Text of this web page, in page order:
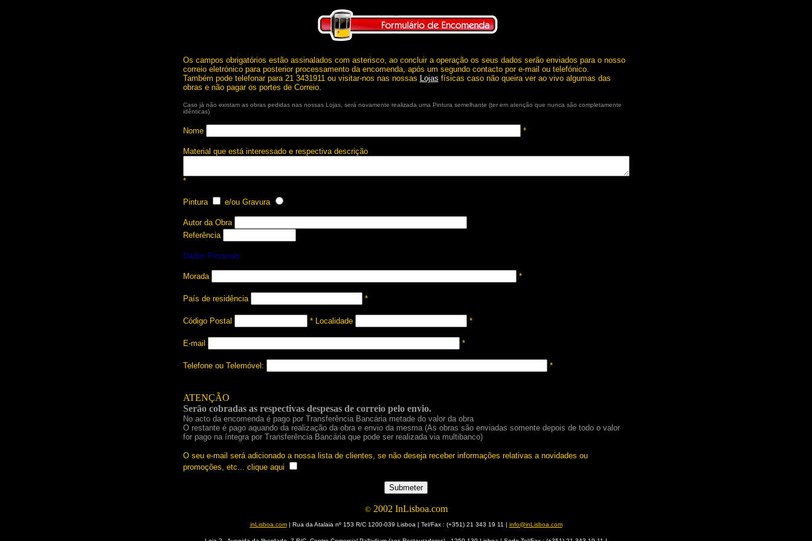
Os campos obrigatórios estão assinalados com asterisco, ao concluir a operação os seus dados serão enviados para o nosso
correio eletrónico para posterior processamento da encomenda, após um segundo contacto por e-mail ou telefónico.
Também pode telefonar para 21 3431911 ou visitar-nos nas nossas Lojas físicas caso não queira ver ao vivo algumas das
obras e não pagar os portes de Correio.
Caso já não existam as obras pedidas nas nossas Lojas, será novamente realizada uma Pintura semelhante (ter em atenção que nunca são completamente
idênticas)
Nome *
Material que está interessado e respectiva descrição
*
Pintura e/ou Gravura
Autor da Obra
Referência
Dados Pessoais
Morada *
País de residência *
Código Postal * Localidade *
E-mail *
Telefone ou Telemóvel: *
ATENÇÃO
Serão cobradas as respectivas despesas de correio pelo envio.
No acto da encomenda é pago por Transferência Bancária metade do valor da obra
O restante é pago aquando da realização da obra e envio da mesma (As obras são enviadas somente depois de todo o valor
for pago na íntegra por Transferência Bancária que pode ser realizada via multibanco)
O seu e-mail será adicionado a nossa lista de clientes, se não deseja receber informações relativas a novidades ou
promoções, etc... clique aqui
©2002 InLisboa.com
inLisboa.com| Rua da Atalaia nº 153 R/C 1200-039 Lisboa | Tel/Fax : (+351) 21 343 19 11 | info@inLisboa.com